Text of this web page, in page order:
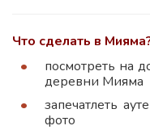
Что сделать в
посмотреть на
деревни Мияма
запечатлеть
фото